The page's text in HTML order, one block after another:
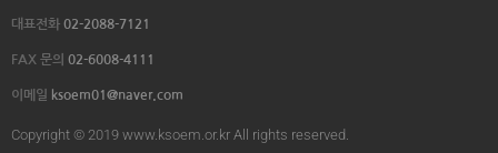
대표전화 02-2088-7121
FAX 문의 02-6008-4111
이메일 ksoem01@naver.com
Copyright © 2019 www.ksoem.or.kr All rights reserved.